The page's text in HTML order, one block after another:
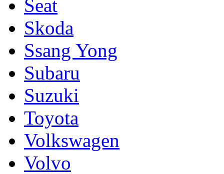
Seat
Skoda
Ssang Yong
Subaru
Suzuki
Toyota
Volkswagen
Volvo